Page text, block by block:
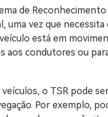
de
uma vez que
está em
condutores ou
o TSR pode
Por exemplo,